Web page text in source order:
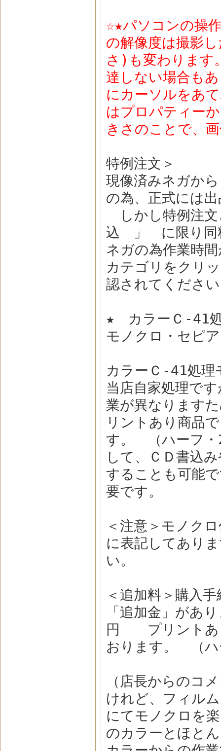
☆★パソコンの操
の解像度は撮影
さ)も変わります
達しない場合も
にカーソルをあ
はプロパティー
きさのことで、
特例注文＞
現像済みネガか
の為、正式には
しかし特例注
込 」 に限り同
ネガの為作業時
カテゴリをクリ
認されてくださ
★ カラーＣ-41処
モノクロ・セピ
カラーＣ-41処理
当店自家処理で
業が異なります
リントあり商品
す。 （ハーフ・
して、ＣＤ書込
することも可能
要です。
＜注意＞モノク
に表記してあり
い。
＜追加料＞購入
「追加金」があ
円 プリントあ
おります。 （ハ
（店長からの
けれど、フィル
にてモノクロを
のカラーとほと